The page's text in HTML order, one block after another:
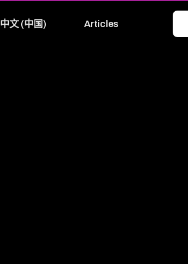
中文 (中国) Articles